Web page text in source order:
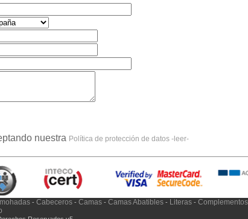
nuestra Política de protección de datos -leer-
- Cabeceros - Camas - Camas Abatibles - Literas - Complementos